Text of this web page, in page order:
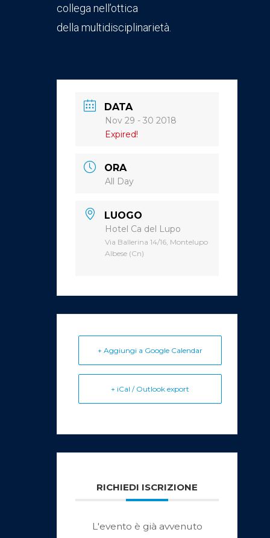
collega nell’ottica
della multidisciplinarietà.
DATA
Nov 29 - 30 2018
Expired!
ORA
All Day
LUOGO
Hotel Ca del Lupo
Via Ballerina 14/16, Montelupo
Albese (Cn)
+ Aggiungi a Google Calendar
+ iCal / Outlook export
RICHIEDI ISCRIZIONE
L'evento è già avvenuto